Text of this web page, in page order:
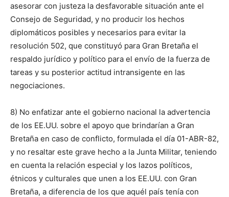
asesorar con justeza la desfavorable situación ante el
Consejo de Seguridad, y no producir los hechos
diplomáticos posibles y necesarios para evitar la
resolución 502, que constituyó para Gran Bretaña el
respaldo jurídico y político para el envío de la fuerza de
tareas y su posterior actitud intransigente en las
negociaciones.
8) No enfatizar ante el gobierno nacional la advertencia
de los EE.UU. sobre el apoyo que brindarían a Gran
Bretaña en caso de conflicto, formulada el día 01-ABR-82,
y no resaltar este grave hecho a la Junta Militar, teniendo
en cuenta la relación especial y los lazos políticos,
étnicos y culturales que unen a los EE.UU. con Gran
Bretaña, a diferencia de los que aquél país tenía con